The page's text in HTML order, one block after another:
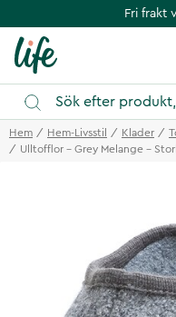
Fri frakt
Hem Hem-Livsstil Klader
Ulltofflor - Grey Melange -